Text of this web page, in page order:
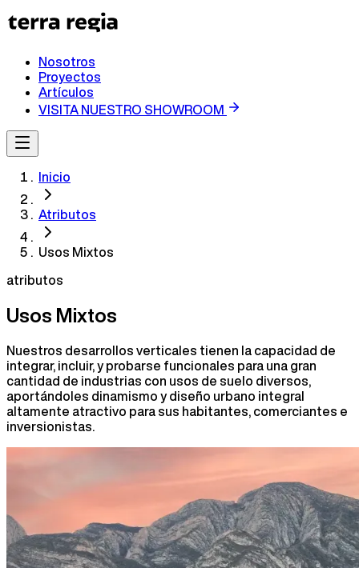
Nosotros
Proyectos
Artículos
VISITA NUESTRO SHOWROOM
Inicio
Atributos
Usos Mixtos
atributos
Usos Mixtos
Nuestros desarrollos verticales tienen la capacidad de
integrar, incluir, y probarse funcionales para una gran
cantidad de industrias con usos de suelo diversos,
aportándoles dinamismo y diseño urbano integral
altamente atractivo para sus habitantes, comerciantes e
inversionistas.